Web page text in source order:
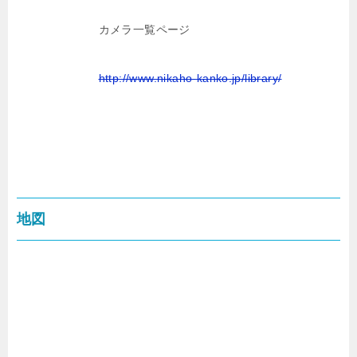
カメラ一覧ページ
http://www.nikaho-kanko.jp/library/
地図